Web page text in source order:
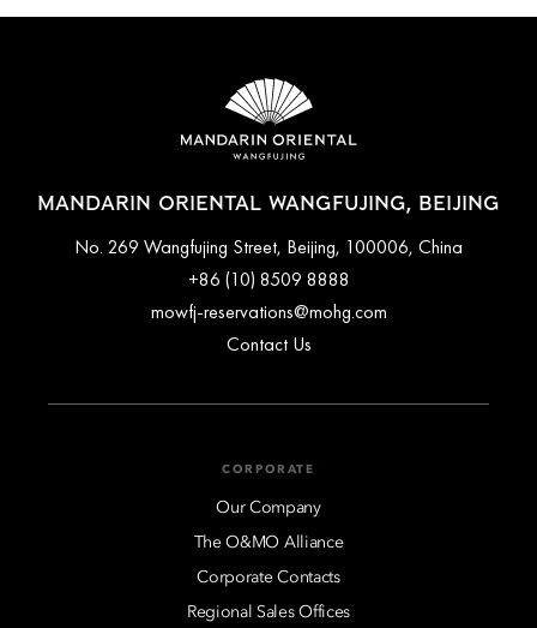
MANDARIN ORIENTAL WANGFUJING, BEIJING
No. 269 Wangfujing Street, Beijing, 100006, China
+86 (10) 8509 8888
mowfj-reservations@mohg.com
Contact Us
CORPORATE
Our Company
The O&MO Alliance
Corporate Contacts
Regional Sales Offices